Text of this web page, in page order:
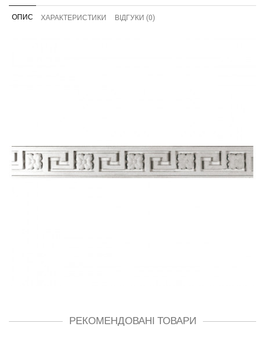
ОПИС ХАРАКТЕРИСТИКИ ВІДГУКИ (0)
РЕКОМЕНДОВАНІ ТОВАРИ